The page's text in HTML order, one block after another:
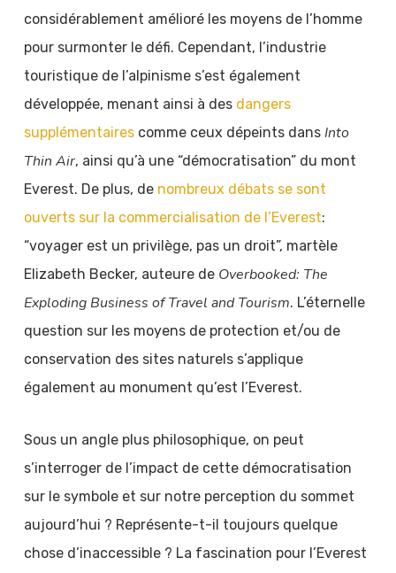
considérablement amélioré les moyens de l’homme
pour surmonter le défi. Cependant, l’industrie
touristique de l’alpinisme s’est également
développée, menant ainsi à des dangers
supplémentairescomme ceux dépeints dans Into
Thin Air, ainsi qu’à une “démocratisation” du mont
Everest. De plus, de nombreux débats se sont
ouverts sur la commercialisation de l’Everest:
“voyager est un privilège, pas un droit”, martèle
Elizabeth Becker, auteure de Overbooked: The
Exploding Business of Travel and Tourism. L’éternelle
question sur les moyens de protection et/ou de
conservation des sites naturels s’applique
également au monument qu’est l’Everest.
Sous un angle plus philosophique, on peut
s’interroger de l’impact de cette démocratisation
sur le symbole et sur notre perception du sommet
aujourd’hui ? Représente-t-il toujours quelque
chose d’inaccessible ? La fascination pour l’Everest